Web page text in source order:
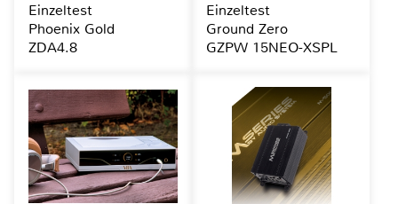
Einzeltest
Phoenix Gold
ZDA4.8
Einzeltest
Ground Zero
GZPW 15NEO-XSPL